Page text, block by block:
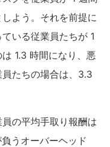
よう。それを前提に
いる従業員たちが 1
1.3 時間になり、悪
たちの場合は、3.3
の平均手取り報酬は
うオーバーヘッド